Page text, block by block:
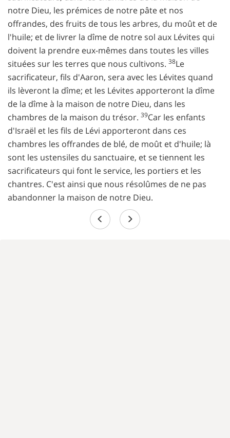
notre Dieu, les prémices de notre pâte et nos
offrandes, des fruits de tous les arbres, du moût et de
l'huile; et de livrer la dîme de notre sol aux Lévites qui
doivent la prendre eux-mêmes dans toutes les villes
situées sur les terres que nous cultivons. 38Le
sacrificateur, fils d'Aaron, sera avec les Lévites quand
ils lèveront la dîme; et les Lévites apporteront la dîme
de la dîme à la maison de notre Dieu, dans les
chambres de la maison du trésor. 39Car les enfants
d'Israël et les fils de Lévi apporteront dans ces
chambres les offrandes de blé, de moût et d'huile; là
sont les ustensiles du sanctuaire, et se tiennent les
sacrificateurs qui font le service, les portiers et les
chantres. C'est ainsi que nous résolûmes de ne pas
abandonner la maison de notre Dieu.